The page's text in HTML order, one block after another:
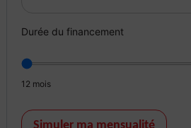
? Fonction antidémarrage (détermine si
démarré électroniquement grâce à la clé)
? Clés électroniques basse et pleine
? 2 porte-gobelets
Papiers en règle, véhicule disponible
Durée du financement
12 mois